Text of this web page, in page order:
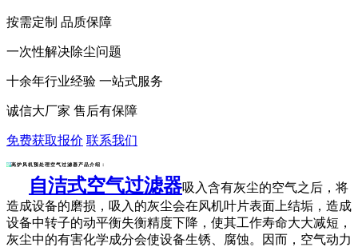
按需定制 品质保障
一次性解决除尘问题
十余年行业经验 一站式服务
诚信大厂家 售后有保障
免费获取报价 联系我们
高炉风机预处理空气过滤器产品介绍：
自洁式空气过滤器吸入含有灰尘的空气之后，将
造成设备的磨损，吸入的灰尘会在风机叶片表面上结垢，造成
设备中转子的动平衡失衡精度下降，使其工作寿命大大减短，
灰尘中的有害化学成分会使设备生锈、腐蚀。因而，空气动力